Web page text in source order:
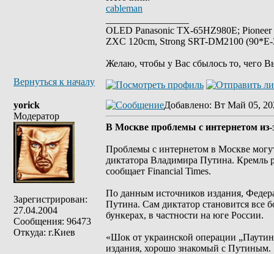
cableman
OLED Panasonic TX-65HZ980E;
ZXC 120cm, Strong SRT-DM2100
Желаю, чтобы у Вас сбылось то, чего
Вернуться к началу
yorick
Модератор
Зарегистрирован:
27.04.2004
Сообщения: 96473
Откуда: г.Киев
Добавлено: Вт Май 05,
В Москве проблемы с интернетом
Проблемы с интернетом в Москве
диктатора Владимира Путина. Кремль
сообщает Financial Times.
По данным источников издания,
Путина. Сам диктатор становится все
бункерах, в частности на юге России.
«Шок от украинской операции
издания, хорошо знакомый с Путиным.